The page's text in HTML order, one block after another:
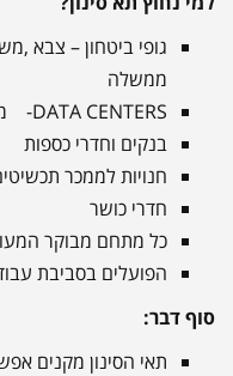
גופי ביטחון – צבא
ממשלה
DATA CENTERS- מרכזי מידע
בנקים וחדרי כספות
חנויות לממכר
חדרי כושר
כל מתחם מבוקר
הפועלים בסביבת עבודה
סוף דבר:
תאי הסינון מקנים